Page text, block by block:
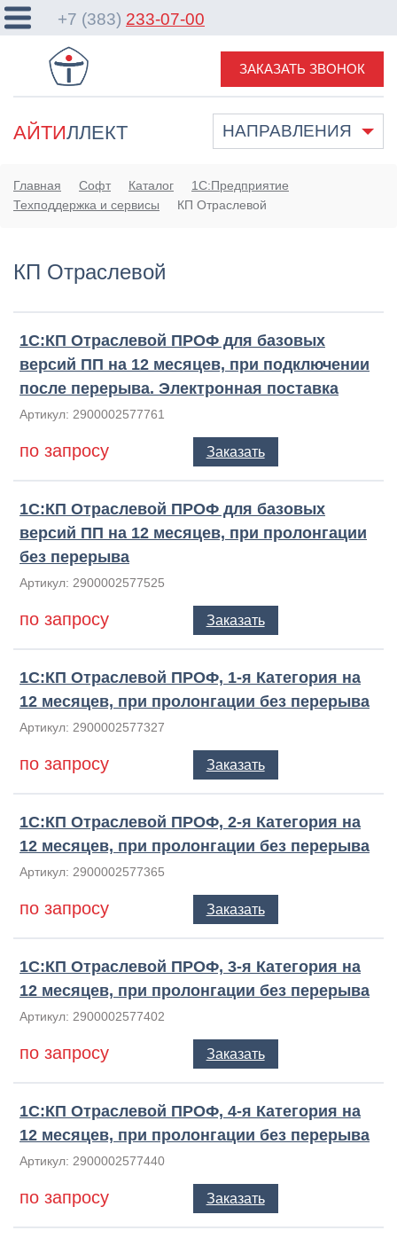
НАПРАВЛЕНИЯ
АЙТИЛЛЕКТ
+7 (383) 233-07-00
ЗАКАЗАТЬ ЗВОНОК
Главная Софт Каталог
1С:Предприятие
Техподдержка и сервисы
КП Отраслевой
КП Отраслевой
1С:КП Отраслевой ПРОФ для базовых
версий ПП на 12 месяцев, при подключении
после перерыва. Электронная поставка
Артикул: 2900002577761
по запросу Заказать
1С:КП Отраслевой ПРОФ для базовых
версий ПП на 12 месяцев, при пролонгации
без перерыва
Артикул: 2900002577525
по запросу Заказать
1С:КП Отраслевой ПРОФ, 1-я Категория на
12 месяцев, при пролонгации без перерыва
Артикул: 2900002577327
по запросу Заказать
1С:КП Отраслевой ПРОФ, 2-я Категория на
12 месяцев, при пролонгации без перерыва
Артикул: 2900002577365
по запросу Заказать
1С:КП Отраслевой ПРОФ, 3-я Категория на
12 месяцев, при пролонгации без перерыва
Артикул: 2900002577402
по запросу Заказать
1С:КП Отраслевой ПРОФ, 4-я Категория на
12 месяцев, при пролонгации без перерыва
Артикул: 2900002577440
по запросу Заказать